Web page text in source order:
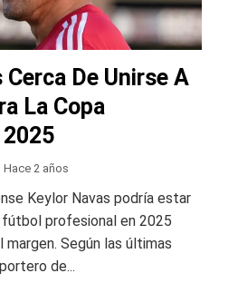
Cerca De Unirse A
La Copa
Hace 2 años
Keylor Navas podría estar
fútbol profesional en 2025
Según las últimas
de...